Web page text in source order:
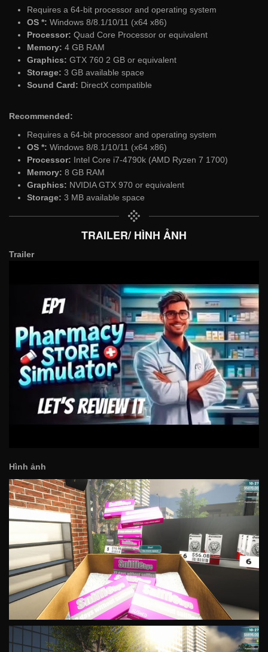
Requires a 64-bit processor and operating system
OS *: Windows 8/8.1/10/11 (x64 x86)
Processor: Quad Core Processor or equivalent
Memory: 4 GB RAM
Graphics: GTX 760 2 GB or equivalent
Storage: 3 GB available space
Sound Card: DirectX compatible
Recommended:
Requires a 64-bit processor and operating system
OS *: Windows 8/8.1/10/11 (x64 x86)
Processor: Intel Core i7-4790k (AMD Ryzen 7 1700)
Memory: 8 GB RAM
Graphics: NVIDIA GTX 970 or equivalent
Storage: 3 MB available space
TRAILER/ HÌNH ẢNH
Trailer
Hình ảnh